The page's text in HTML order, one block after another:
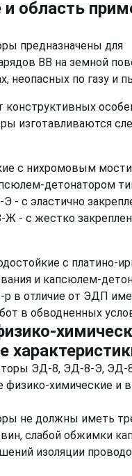
и область
предназначены для
ВВ на земной
неопасных по газу и
конструктивных
изготавливаются
с нихромовым
детонатором
- с эластично
- с жестко
с платино-
и капсюлем-
в отличие от ЭДП
в обводненных
не должны иметь
слабой обжимки
изоляции